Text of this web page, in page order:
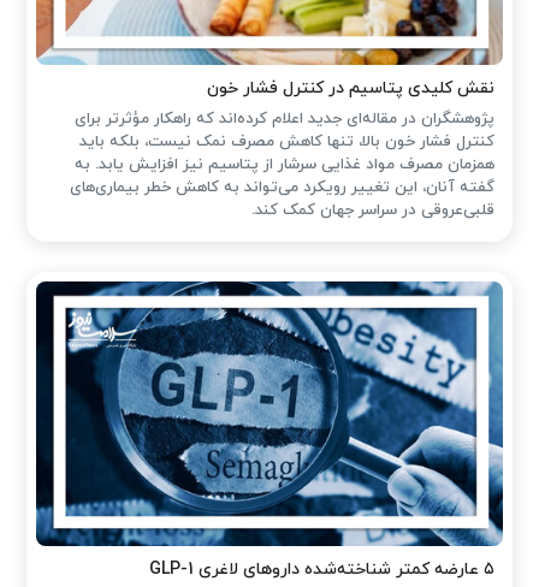
نقش کلیدی پتاسیم در کنترل فشار خون
پژوهشگران در مقاله‌ای جدید اعلام کرده‌اند که راهکار مؤثرتر برای
کنترل فشار خون بالا، تنها کاهش مصرف نمک نیست، بلکه باید
همزمان مصرف مواد غذایی سرشار از پتاسیم نیز افزایش یابد. به
گفته آنان، این تغییر رویکرد می‌تواند به کاهش خطر بیماری‌های
قلبی‌عروقی در سراسر جهان کمک کند.
۵ عارضه کمتر شناخته‌شده داروهای لاغری GLP-1